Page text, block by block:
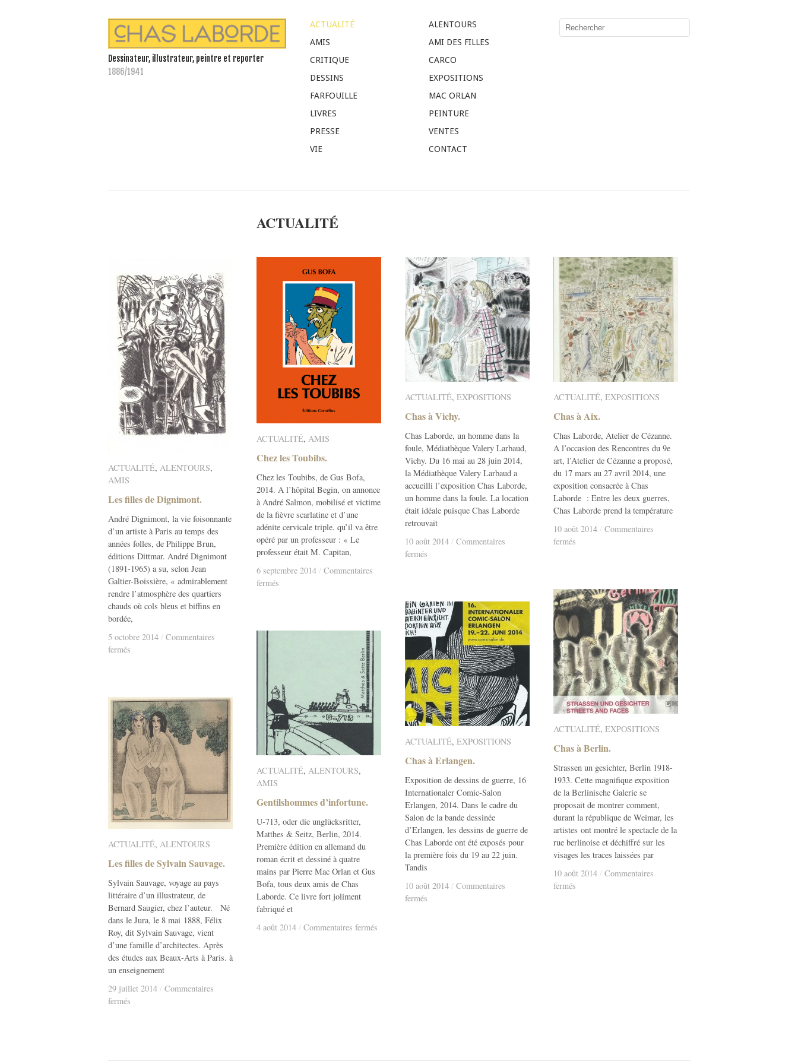
Dessinateur, illustrateur, peintre et reporter
1886/1941
ACTUALITÉ
ALENTOURS
AMIS
AMI DES FILLES
CRITIQUE
CARCO
DESSINS
EXPOSITIONS
FARFOUILLE
MAC ORLAN
LIVRES
PEINTURE
PRESSE
VENTES
VIE
CONTACT
ACTUALITÉ
ACTUALITÉ, ALENTOURS,
AMIS
Les filles de Dignimont.
André Dignimont, la vie foisonnante
d’un artiste à Paris au temps des
années folles, de Philippe Brun,
éditions Dittmar. André Dignimont
(1891-1965) a su, selon Jean
Galtier-Boissière, « admirablement
rendre l’atmosphère des quartiers
chauds où cols bleus et biffins en
bordée,
5 octobre 2014 / Commentaires
fermés
Dignimont.
ACTUALITÉ ALENTOURS
AMIS
Les filles de Dignimont.
5 octobre 2014 /
ACTUALITÉ, AMIS
Chez les Toubibs.
Chez les Toubibs, de Gus Bofa,
2014. A l’hôpital Begin, on annonce
à André Salmon, mobilisé et victime
de la fièvre scarlatine et d’une
adénite cervicale triple. qu’il va être
opéré par un professeur : « Le
professeur était M. Capitan,
6 septembre 2014 / Commentaires
fermés
ACTUALITÉ AMIS
Chez les Toubibs.
6 septembre 2014 /
ACTUALITÉ, EXPOSITIONS
Chas à Vichy.
Chas Laborde, un homme dans la
foule, Médiathèque Valery Larbaud,
Vichy. Du 16 mai au 28 juin 2014,
la Médiathèque Valery Larbaud a
accueilli l’exposition Chas Laborde,
un homme dans la foule. La location
était idéale puisque Chas Laborde
retrouvait
10 août 2014 / Commentaires
fermés
ACTUALITÉ EXPOSITIONS
Chas à Vichy.
10 août 2014 /
ACTUALITÉ, EXPOSITIONS
Chas à Aix.
Chas Laborde, Atelier de Cézanne.
A l’occasion des Rencontres du 9e
art, l’Atelier de Cézanne a proposé,
du 17 mars au 27 avril 2014, une
exposition consacrée à Chas
Laborde : Entre les deux guerres,
Chas Laborde prend la température
10 août 2014 / Commentaires
fermés
ACTUALITÉ EXPOSITIONS
Chas à Aix.
10 août 2014 /
ACTUALITÉ, EXPOSITIONS
Chas à Berlin.
Strassen un gesichter, Berlin 1918-
1933. Cette magnifique exposition
de la Berlinische Galerie se
proposait de montrer comment,
durant la république de Weimar, les
artistes ont montré le spectacle de la
rue berlinoise et déchiffré sur les
visages les traces laissées par
10 août 2014 / Commentaires
fermés
ACTUALITÉ EXPOSITIONS
Chas à Berlin.
10 août 2014 /
ACTUALITÉ, EXPOSITIONS
Chas à Erlangen.
Exposition de dessins de guerre, 16
Internationaler Comic-Salon
Erlangen, 2014. Dans le cadre du
Salon de la bande dessinée
d’Erlangen, les dessins de guerre de
Chas Laborde ont été exposés pour
la première fois du 19 au 22 juin.
Tandis
10 août 2014 / Commentaires
fermés
ACTUALITÉ EXPOSITIONS
Chas à Erlangen.
10 août 2014 /
ACTUALITÉ, ALENTOURS,
AMIS
Gentilshommes d’infortune.
U-713, oder die unglücksritter,
Matthes & Seitz, Berlin, 2014.
Première édition en allemand du
roman écrit et dessiné à quatre
mains par Pierre Mac Orlan et Gus
Bofa, tous deux amis de Chas
Laborde. Ce livre fort joliment
fabriqué et
4 août 2014 / Commentaires fermés
ACTUALITÉ ALENTOURS
AMIS
Gentilshommes d’infortune.
4 août 2014 /
ACTUALITÉ, ALENTOURS
Les filles de Sylvain Sauvage.
Sylvain Sauvage, voyage au pays
littéraire d’un illustrateur, de
Bernard Saugier, chez l’auteur. Né
dans le Jura, le 8 mai 1888, Félix
Roy, dit Sylvain Sauvage, vient
d’une famille d’architectes. Après
des études aux Beaux-Arts à Paris. à
un enseignement
29 juillet 2014 / Commentaires
fermés
ACTUALITÉ ALENTOURS
Les filles de Sylvain Sauvage.
29 juillet 2014 /